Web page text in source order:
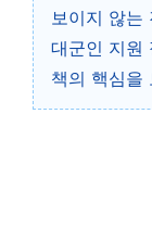
보이지 않는
대군인 지원
책의 핵심을